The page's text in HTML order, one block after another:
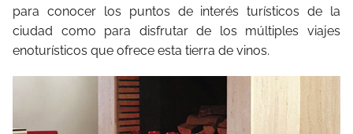
para conocer los puntos de interés turísticos de la
ciudad como para disfrutar de los múltiples viajes
enoturísticos que ofrece esta tierra de vinos.